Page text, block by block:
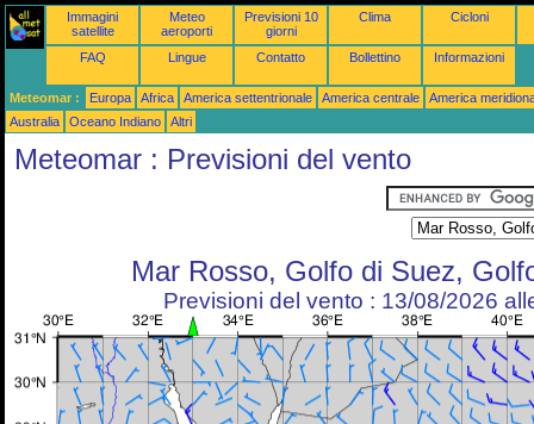
Immagini
satellite
Meteo
aeroporti
Previsioni 10
giorni
Clima Cicloni
FAQ Lingue Contatto Bollettino Informazioni
Meteomar : Europa Africa America settentrionale America centrale
America
Australia
Oceano Indiano Altri
Meteomar : Previsioni del vento
Mar Rosso, Golfo di Suez,
Previsioni del vento : 13/08/2026